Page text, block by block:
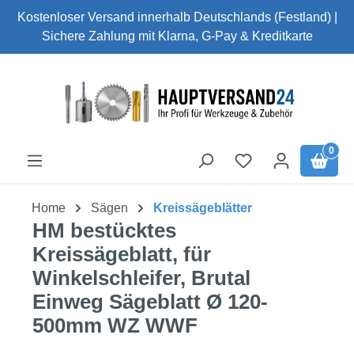
Zum Hauptinhalt springen
Kostenloser Versand innerhalb Deutschlands (Festland) |
Sichere Zahlung mit Klarna, G-Pay & Kreditkarte
0
Home Sägen Kreissägeblätter
HM bestücktes
Kreissägeblatt, für
Winkelschleifer, Brutal
Einweg Sägeblatt Ø 120-
500mm WZ WWF